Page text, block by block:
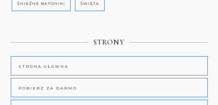
ŚNIEŻNE BATONIKI ŚWIĘTA
STRONY
STRONA GŁÓWNA
POBIERZ ZA DARMO